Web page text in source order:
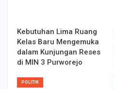
Kebutuhan Lima Ruang
Kelas Baru Mengemuka
dalam Kunjungan Reses
di MIN 3 Purworejo
POLITIK